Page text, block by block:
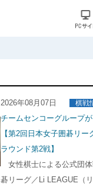
2026年08月07日 棋戦
チームセンコーグループ
【第2回日本女子囲碁リ
ラウンド第2戦】
女性棋士による公式団
碁リーグ／Li LEAGUE（